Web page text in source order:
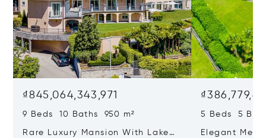
₫845,064,343,971
9 Beds 10 Baths 950 m²
Rare Luxury Mansion With Lake
5 Beds 5
Elegant